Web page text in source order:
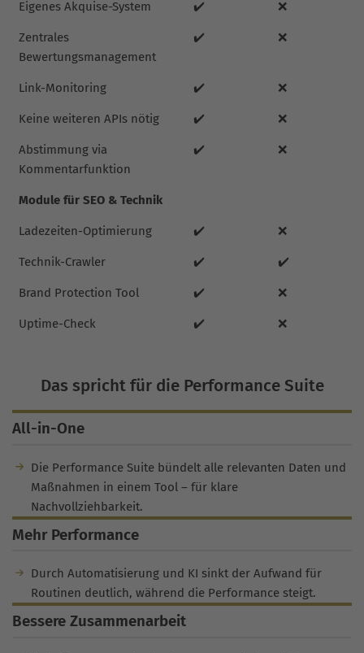
Eigenes Akquise-System ✔️ ❌
Zentrales
Bewertungsmanagement
✔️ ❌
Link-Monitoring ✔️ ❌
Keine weiteren APIs nötig ✔️ ❌
Abstimmung via
Kommentarfunktion
✔️ ❌
Module für SEO & Technik
Ladezeiten-Optimierung ✔️ ❌
Technik-Crawler ✔️ ✔️
Brand Protection Tool ✔️ ❌
Uptime-Check ✔️ ❌
Das spricht für die Performance Suite
All-in-One
Die Performance Suite bündelt alle relevanten Daten und
Maßnahmen in einem Tool – für klare
Nachvollziehbarkeit.
Mehr Performance
Durch Automatisierung und KI sinkt der Aufwand für
Routinen deutlich, während die Performance steigt.
Bessere Zusammenarbeit